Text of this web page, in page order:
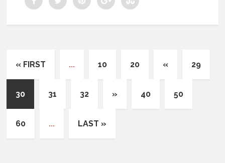
« FIRST ... 10 20 « 29
30 31 32 » 40 50
60 ... LAST »